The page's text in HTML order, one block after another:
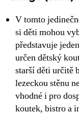
V tomto
si děti mohou
představuje
určen dětský
starší děti určitě
lezeckou stěnu
vhodné i pro
koutek, bistro a